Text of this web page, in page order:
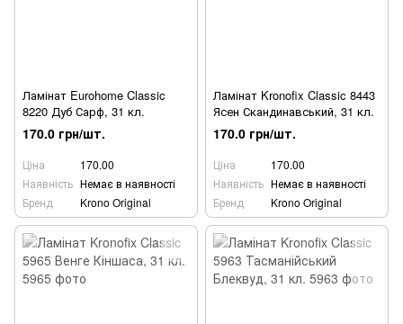
Ламінат Eurohome Classic
8220 Дуб Сарф, 31 кл.
170.0 грн/шт.
Ціна
170.00
Наявність Немає в наявності
Бренд
Krono Original
Ламінат Kronofix Classic 8443
Ясен Скандинавський, 31 кл.
170.0 грн/шт.
Ціна
170.00
Наявність Немає в наявності
Бренд
Krono Original